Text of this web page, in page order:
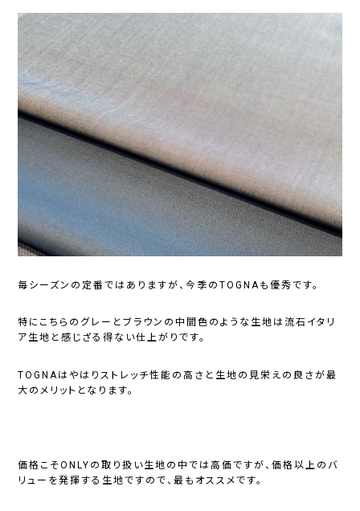
毎シーズンの定番ではありますが、今季のTOGNAも優秀です。
特にこちらのグレーとブラウンの中間色のような生地は流石イタリ
ア生地と感じざる得ない仕上がりです。
TOGNAはやはりストレッチ性能の高さと生地の見栄えの良さが最
大のメリットとなります。
価格こそONLYの取り扱い生地の中では高価ですが、価格以上のバ
リューを発揮する生地ですので、最もオススメです。